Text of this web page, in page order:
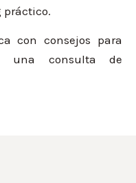
práctico.
con consejos para
una consulta de